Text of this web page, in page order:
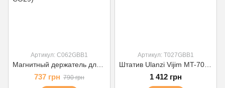
Артикул: C062GBB1
737 грн 790 грн
Артикул: T027GBB1
1 412 грн